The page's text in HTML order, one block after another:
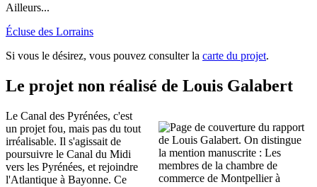
Ailleurs...
Écluse des Lorrains
Si vous le désirez, vous pouvez consulter la carte du projet.
Le projet non réalisé de Louis Galabert
Le Canal des Pyrénées, c'est
un projet fou, mais pas du tout
irréalisable. Il s'agissait de
poursuivre le Canal du Midi
vers les Pyrénées, et rejoindre
l'Atlantique à Bayonne. Ce